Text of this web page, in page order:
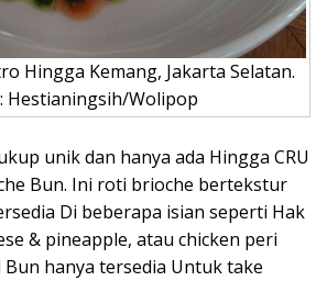
Hingga Kemang, Jakarta Selatan.
Hestianingsih/Wolipop
unik dan hanya ada Hingga CRU
Bun. Ini roti brioche bertekstur
Di beberapa isian seperti Hak
& pineapple, atau chicken peri
Bun hanya tersedia Untuk take